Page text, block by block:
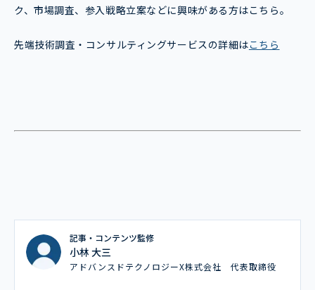
ク、市場調査、参入戦略立案などに興味がある方はこちら。
先端技術調査・コンサルティングサービスの詳細はこちら
記事・コンテンツ監修
小林 大三
アドバンスドテクノロジーX株式会社 代表取締役